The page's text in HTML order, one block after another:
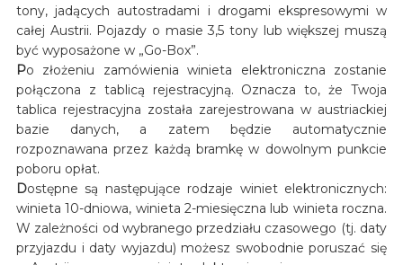
tony, jadących autostradami i drogami ekspresowymi w
całej Austrii. Pojazdy o masie 3,5 tony lub większej muszą
być wyposażone w „Go-Box”.
Po złożeniu zamówienia winieta elektroniczna zostanie
połączona z tablicą rejestracyjną. Oznacza to, że Twoja
tablica rejestracyjna została zarejestrowana w austriackiej
bazie danych, a zatem będzie automatycznie
rozpoznawana przez każdą bramkę w dowolnym punkcie
poboru opłat.
Dostępne są następujące rodzaje winiet elektronicznych:
winieta 10-dniowa, winieta 2-miesięczna lub winieta roczna.
W zależności od wybranego przedziału czasowego (tj. daty
przyjazdu i daty wyjazdu) możesz swobodnie poruszać się